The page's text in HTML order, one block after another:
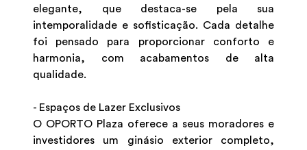
elegante, que destaca-se pela sua
intemporalidade e sofisticação. Cada detalhe
foi pensado para proporcionar conforto e
harmonia, com acabamentos de alta
qualidade.
- Espaços de Lazer Exclusivos
O OPORTO Plaza oferece a seus moradores e
investidores um ginásio exterior completo,